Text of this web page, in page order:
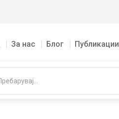
За нас Блог Публикации